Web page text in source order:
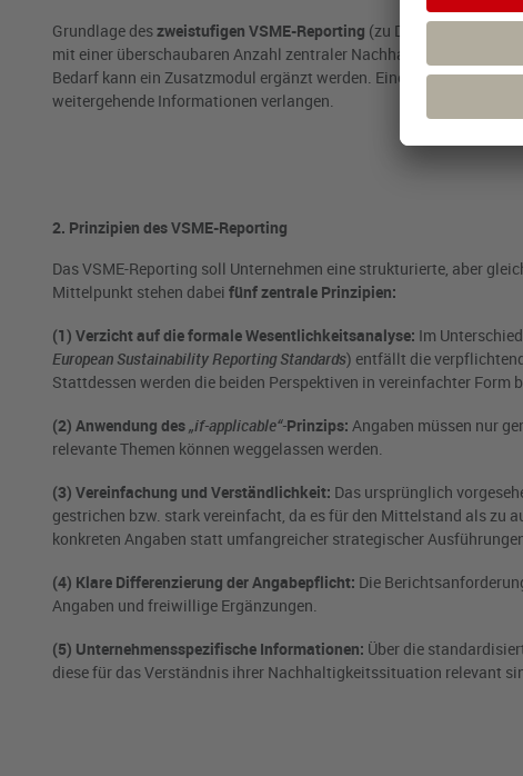
Grundlage deszweistufigen VSME-Reporting (zu Details siehe den
mit einer überschaubaren Anzahl zentraler
Bedarf kann ein Zusatzmodul ergänzt werden. Eine solche
weitergehende Informationen verlangen.
2. Prinzipien des VSME-Reporting
Das VSME-Reporting soll Unternehmen eine strukturierte, aber
Mittelpunkt stehen dabei fünf zentrale Prinzipien:
(1) Verzicht auf die formale Wesentlichkeitsanalyse: Im
European Sustainability Reporting Standards) entfällt die
Stattdessen werden die beiden Perspektiven in vereinfachter Form
(2) Anwendung des„if-applicable“-Prinzips: Angaben müssen nur
relevante Themen können weggelassen werden.
(3) Vereinfachung und Verständlichkeit: Das ursprünglich
gestrichen bzw. stark vereinfacht, da es für den Mittelstand als zu
konkreten Angaben statt umfangreicher strategischer
(4) Klare Differenzierung der Angabepflicht: Die
Angaben und freiwillige Ergänzungen.
(5) Unternehmensspezifische Informationen: Über die
diese für das Verständnis ihrer Nachhaltigkeitssituation relevant